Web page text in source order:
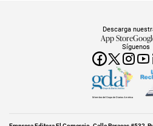
Síguenos
Descarga
App Store
Miembro del Grupo de Diarios América